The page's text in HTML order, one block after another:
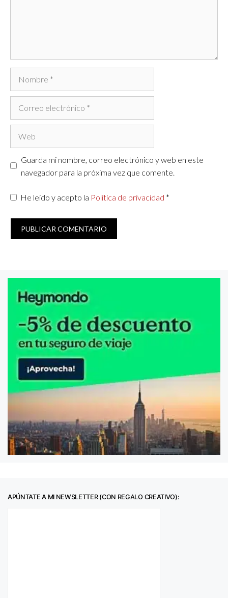
Guarda mi nombre, correo electrónico y web en este
navegador para la próxima vez que comente.
He leído y acepto la Política de privacidad *
APÚNTATE A MI NEWSLETTER (CON REGALO CREATIVO):